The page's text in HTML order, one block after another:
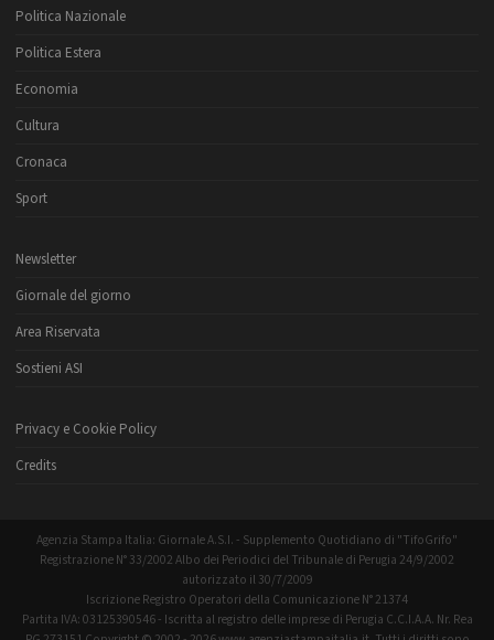
Politica Nazionale
Politica Estera
Economia
Cultura
Cronaca
Sport
Newsletter
Giornale del giorno
Area Riservata
Sostieni ASI
Privacy e Cookie Policy
Credits
Agenzia Stampa Italia: Giornale A.S.I. - Supplemento Quotidiano di "TifoGrifo"
Registrazione N° 33/2002 Albo dei Periodici del Tribunale di Perugia 24/9/2002
autorizzato il 30/7/2009
Iscrizione Registro Operatori della Comunicazione N° 21374
Partita IVA: 03125390546 - Iscritta al registro delle imprese di Perugia C.C.I.A.A. Nr. Rea